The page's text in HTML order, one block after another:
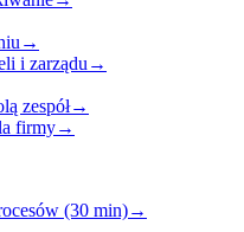
→
i zarządu →
zespół→
firmy→
(30 min)→